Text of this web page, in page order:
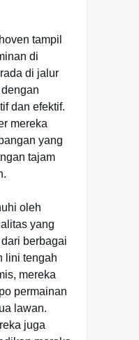
tampil
di
di jalur
dan efektif.
mereka
yang
tajam
oleh
yang
berbagai
lini tengah
mereka
permainan
lawan.
juga